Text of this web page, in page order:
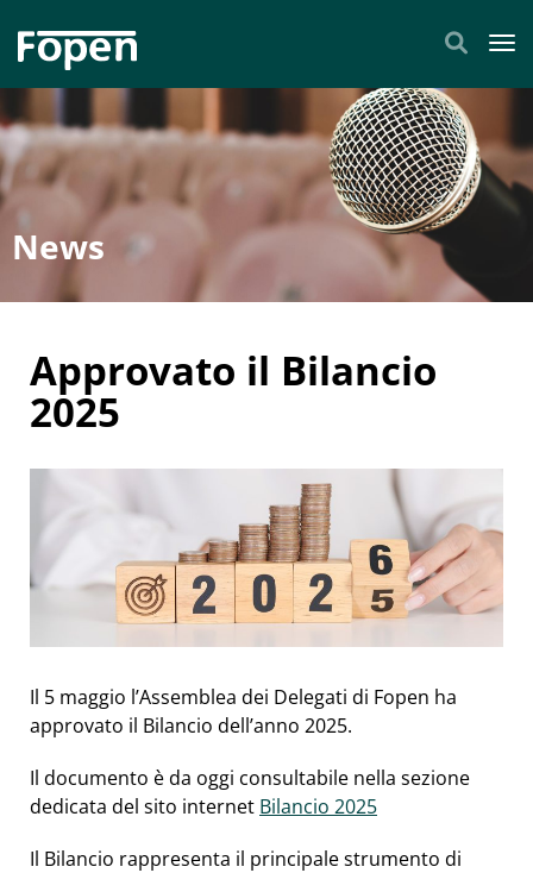
News
Approvato il Bilancio
2025
Il 5 maggio l’Assemblea dei Delegati di Fopen ha
approvato il Bilancio dell’anno 2025.
Il documento è da oggi consultabile nella sezione
dedicata del sito internet Bilancio 2025
Il Bilancio rappresenta il principale strumento di